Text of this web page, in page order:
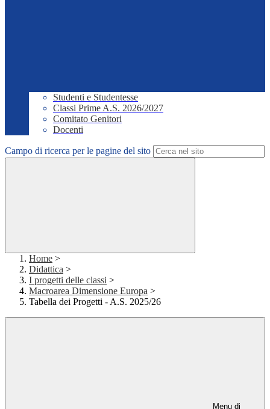
Studenti e Studentesse
Classi Prime A.S. 2026/2027
Comitato Genitori
Docenti
Campo di ricerca per le pagine del sito
Home >
Didattica >
I progetti delle classi >
Macroarea Dimensione Europa >
Tabella dei Progetti - A.S. 2025/26
Menu di